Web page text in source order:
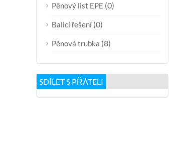
Pěnový list EPE (0)
Balicí řešení (0)
Pěnová trubka (8)
SDÍLET S PŘÁTELI